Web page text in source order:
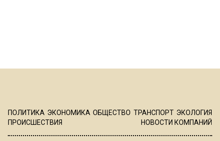
ПОЛИТИКА ЭКОНОМИКА ОБЩЕСТВО ТРАНСПОРТ ЭКОЛОГИЯ
ПРОИСШЕСТВИЯ
НОВОСТИ КОМПАНИЙ